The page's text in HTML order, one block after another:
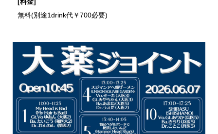
無料(別途1drink代￥700必要)